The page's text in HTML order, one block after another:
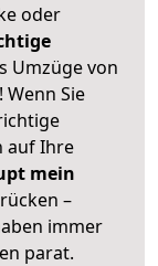
oder
Umzüge von
Sie
auf Ihre
mein
–
immer
parat.